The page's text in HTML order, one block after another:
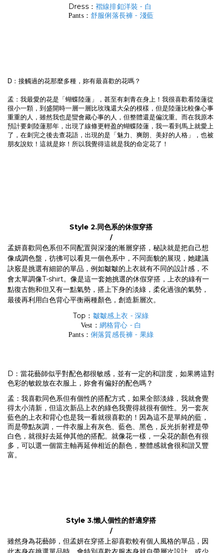
Dress： 褶線排釦洋裝 - 白
Pants： 舒服俐落長褲 - 淺藍
D：接觸過的花那麼多種，妳有最喜歡的花嗎？
孟：我最愛的花是「蝴蝶陸蓮」，甚至有刺青在身上！我很喜歡看陸蓮從
很小一顆，到盛開時一層一層比玫瑰還大朵的模樣，但是陸蓮比較像心事
重重的人，雖然我也是蠻會藏心事的人，但整體還是偏沈重。而在我原本
預計要刺陸蓮那年，出現了線條更輕盈的蝴蝶陸蓮，我一看到馬上就愛上
了，在刺完之後去查花語，出現的是「魅力、爽朗、美好的人格」，也被
朋友說欸！這就是妳！所以我覺得這就是我的命定花了！
Style 2.同色系的休假穿搭
/
孟妍喜歡同色系但不同配置與深淺的漸層穿搭，秘訣就是把自己想
像成調色盤，彷彿可以看見一個色系中，不同面貌的展現，她建議
訣竅是挑選有細節的單品，例如皺皺的上衣就有不同的設計感，不
會太單調像T-shirt。像是這一套她挑選的休假穿搭，上衣的綠有一
點復古飽和但又有一點氣勢，搭上下身的淡綠，柔化過強的氣勢，
最後再利用白色背心平衡兩種顏色，創造新層次。
Top ： 皺皺感上衣 - 深綠
Vest ： 網格背心 - 白
Pants： 俐落質感長褲 - 果綠
D：當花藝師似乎對配色都很敏感，並有一定的和諧度，如果將這對
色彩的敏銳放在衣服上，妳會有偏好的配色嗎？
孟：我喜歡同色系但有個性的搭配方式，如果全部淡綠，我就會覺
得太小清新，但這次新品上衣的綠色我覺得就很有個性。另一套灰
藍色的上衣和背心也是我一看就很喜歡的！因為這不是單純的藍，
而是帶點灰調，一件衣服上有灰色、藍色、黑色，反光折射裡是帶
白色，就很好去延伸其他的搭配。就像花一樣，一朵花的顏色有很
多，可以選一個當主軸再延伸相近的顏色，整體感就會很和諧又豐
富。
Style 3.懶人個性的舒適穿搭
/
雖然身為花藝師，但孟妍在穿搭上卻喜歡較有個人風格的單品，因